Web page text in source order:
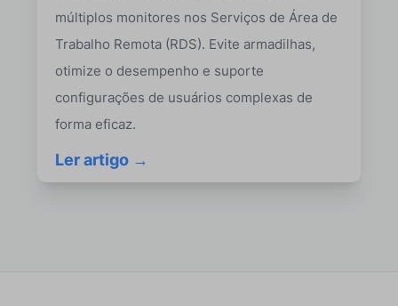
múltiplos monitores nos Serviços de Área de
Trabalho Remota (RDS). Evite armadilhas,
otimize o desempenho e suporte
configurações de usuários complexas de
forma eficaz.
Ler artigo →